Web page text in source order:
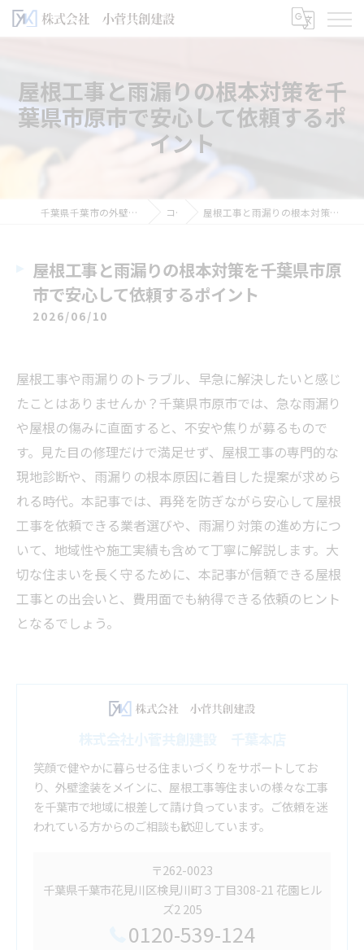
屋根工事と雨漏りの根本対策を千
葉県市原市で安心して依頼するポ
イント
千葉県千葉市の外壁塗装なら株式会社小菅共創建設 コラム 屋根工事と雨漏りの根本対策を千葉県市原市で安心して依頼するポイント
屋根工事と雨漏りの根本対策を千葉県市原
市で安心して依頼するポイント
2026/06/10
屋根工事や雨漏りのトラブル、早急に解決したいと感じ
たことはありませんか？千葉県市原市では、急な雨漏り
や屋根の傷みに直面すると、不安や焦りが募るもので
す。見た目の修理だけで満足せず、屋根工事の専門的な
現地診断や、雨漏りの根本原因に着目した提案が求めら
れる時代。本記事では、再発を防ぎながら安心して屋根
工事を依頼できる業者選びや、雨漏り対策の進め方につ
いて、地域性や施工実績も含めて丁寧に解説します。大
切な住まいを長く守るために、本記事が信頼できる屋根
工事との出会いと、費用面でも納得できる依頼のヒント
となるでしょう。
笑顔で健やかに暮らせる住まいづくりをサポートしてお
り、外壁塗装をメインに、屋根工事等住まいの様々な工事
を千葉市で地域に根差して請け負っています。ご依頼を迷
われている方からのご相談も歓迎しています。
〒262-0023
千葉県千葉市花見川区検見川町３丁目308-21 花園ヒル
ズ2 205
0120-539-124